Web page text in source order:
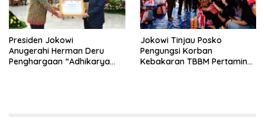
Presiden Jokowi
Anugerahi Herman Deru
Penghargaan “Adhikarya
Jokowi Tinjau Posko
Pengungsi Korban
Kebakaran TBBM Pertamina